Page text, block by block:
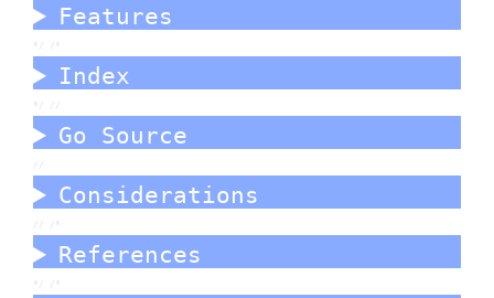
Features
*/ /*
Index
*/ //
Go Source
//
Considerations
// /*
References
*/ /*